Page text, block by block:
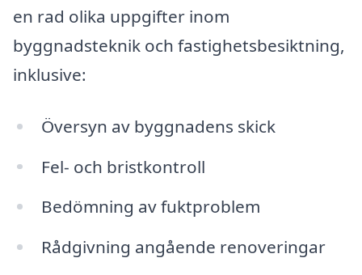
en rad olika uppgifter inom
byggnadsteknik och fastighetsbesiktning,
inklusive:
Översyn av byggnadens skick
Fel- och bristkontroll
Bedömning av fuktproblem
Rådgivning angående renoveringar